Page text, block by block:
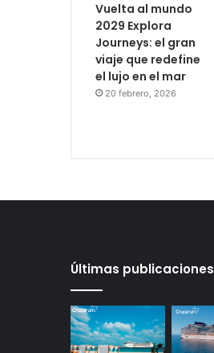
Vuelta al mundo
2029 Explora
Journeys: el gran
viaje que redefine
el lujo en el mar
20 febrero, 2026
Últimas publicaciones